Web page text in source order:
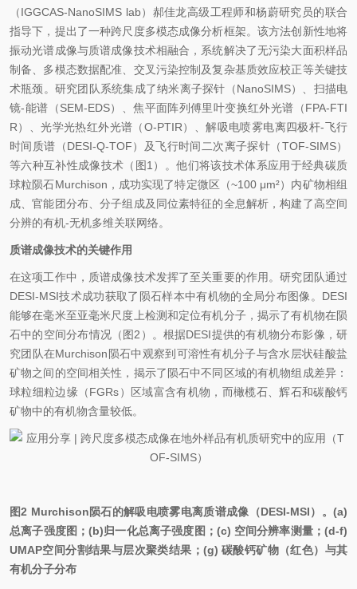
（IGGCAS-NanoSIMS lab）郝佳龙高级工程师和杨蔚研究员的联合
指导下，提出了一种跨尺度多模态成像分析框架。该方法创新性地将
振动光谱成像与质谱成像技术相融合，系统解决了无污染大面积样品
制备、多模态数据配准、交叉污染控制及复杂基质效应校正等关键技
术瓶颈。研究团队系统集成了纳米离子探针（NanoSIMS）、扫描电
镜-能谱（SEM-EDS）、焦平面阵列傅里叶变换红外光谱（FPA-FTI
R）、光学光热红外光谱（O-PTIR）、解吸电喷雾电离四极杆-飞行
时间质谱（DESI-Q-TOF）及飞行时间二次离子探针（TOF-SIMS）
等六种互补性成像技术（图1）。他们将该技术体系应用于经典碳质
球粒陨石Murchison，成功实现了特定微区（~100 μm²）内矿物相组
成、官能团分布、分子组成及同位素特征的全息解析，构建了高空间
分辨的有机-无机多维关联网络。
质谱成像技术的关键作用
在这项工作中，质谱成像技术发挥了至关重要的作用。研究团队通过
DESI-MSI技术成功获取了陨石样本中有机物的全局分布图像。DESI
能够在毫米至亚毫米尺度上检测和定位有机分子，揭示了有机物在陨
石中的空间分布情况（图2）。根据DESI提供的有机物分布影像，研
究团队在Murchison陨石中观察到可溶性有机分子与含水层状硅酸盐
矿物之间的空间相关性，揭示了陨石中不同区域的有机物组成差异：
球粒细粒边缘（FGRs）区域富含有机物，而橄榄石、辉石和碳酸钙
矿物中的有机物含量较低。
图2 Murchison陨石的解吸电喷雾电离质谱成像（DESI-MSI）。(a)
总离子强度图；(b)归一化总离子强度图；(c) 空间分辨率测量；(d-f)
UMAP空间分割结果与层次聚类结果；(g) 碳酸钙矿物（红色）与其
有机分子分布